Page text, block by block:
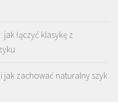
łączyć klasykę z
jak zachować naturalny szyk